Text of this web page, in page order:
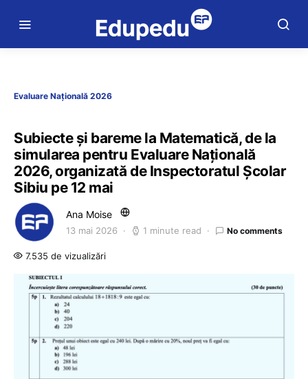
Evaluare Națională 2026
Subiecte și bareme la Matematică, de la
simularea pentru Evaluare Națională
2026, organizată de Inspectoratul Școlar
Sibiu pe 12 mai
Ana Moise
13 mai 2026 1 minute read No comments
7.535 de vizualizări